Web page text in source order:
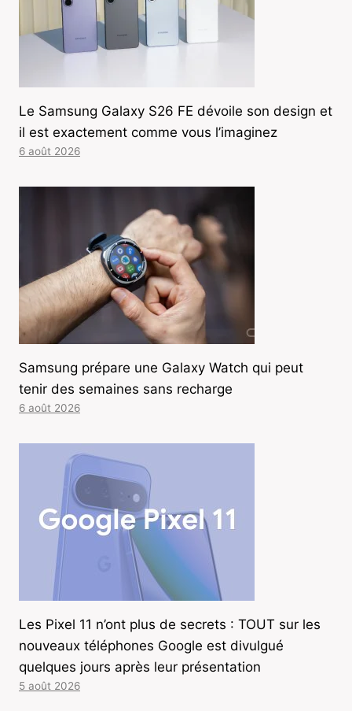
Le Samsung Galaxy S26 FE dévoile son design et
il est exactement comme vous l’imaginez
6 août 2026
Samsung prépare une Galaxy Watch qui peut
tenir des semaines sans recharge
6 août 2026
Les Pixel 11 n’ont plus de secrets : TOUT sur les
nouveaux téléphones Google est divulgué
quelques jours après leur présentation
5 août 2026